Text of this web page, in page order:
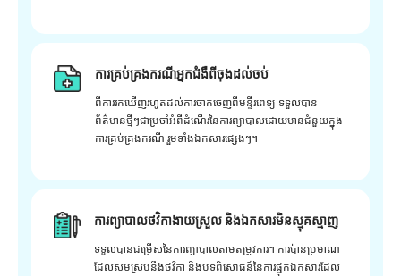
ការគ្រប់គ្រងករណីអ្នកជំងឺពីចុងដល់ចប់
ពីការរកឃើញរហូតដល់ការចាកចេញពីមន្ទីរពេទ្យ ទទួលបាន
ព័ត៌មានថ្មីៗជាប្រចាំអំពីដំណើរនៃការព្យាបាលដោយមានជំនួយក្នុង
ការគ្រប់គ្រងករណី រួមទាំងឯកសារផ្សេងៗ។
ការព្យាបាលថវិកាងាយស្រួល និងឯកសារមិនស្មុគស្មាញ
ទទួលបានជម្រើសនៃការព្យាបាលតាមតម្រូវការ។ ការប៉ាន់ប្រមាណ
ដែលសមស្របនឹងថវិកា និងបទពិសោធន៍នៃការផ្ទុកឯកសារដែល